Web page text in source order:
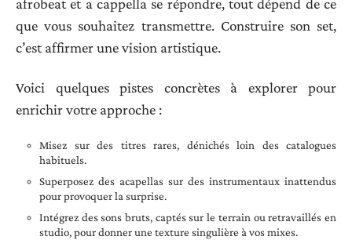
afrobeat et a cappella se répondre, tout dépend de ce
que vous souhaitez transmettre. Construire son set,
c’est affirmer une vision artistique.
Voici quelques pistes concrètes à explorer pour
enrichir votre approche :
Misez sur des titres rares, dénichés loin des catalogues
habituels.
Superposez des acapellas sur des instrumentaux inattendus
pour provoquer la surprise.
Intégrez des sons bruts, captés sur le terrain ou retravaillés en
studio, pour donner une texture singulière à vos mixes.